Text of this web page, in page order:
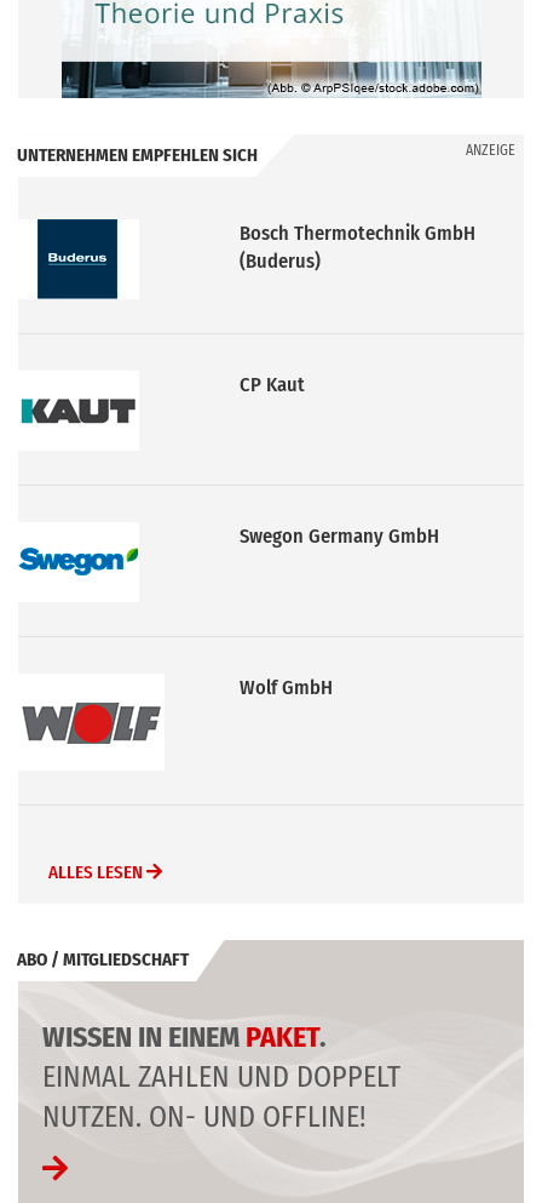
UNTERNEHMEN EMPFEHLEN SICH ANZEIGE
Bosch Thermotechnik GmbH
(Buderus)
CP Kaut
Swegon Germany GmbH
Wolf GmbH
ALLES LESEN
ABO / MITGLIEDSCHAFT
WISSEN IN EINEM PAKET.
EINMAL ZAHLEN UND DOPPELT
NUTZEN. ON- UND OFFLINE!